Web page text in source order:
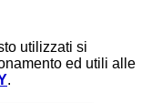
utilizzati si
ed utili alle
.